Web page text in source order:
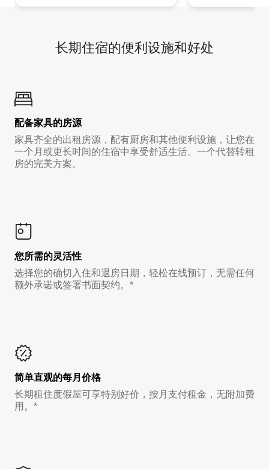
长期住宿的便利设施和好处
配备家具的房源
家具齐全的出租房源，配有厨房和其他便利设施，让您在
一个月或更长时间的住宿中享受舒适生活。一个代替转租
房的完美方案。
您所需的灵活性
选择您的确切入住和退房日期，轻松在线预订，无需任何
额外承诺或签署书面契约。*
简单直观的每月价格
长期租住度假屋可享特别好价，按月支付租金，无附加费
用。*